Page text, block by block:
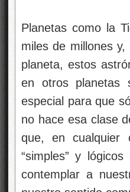
Planetas como la
miles de millones
planeta, estos
en otros planetas
especial para que
no hace esa clase
que, en cualquier
“simples” y
contemplar a